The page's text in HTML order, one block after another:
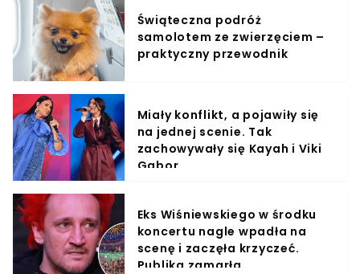
Świąteczna podróż
samolotem ze zwierzęciem –
praktyczny przewodnik
Miały konflikt, a pojawiły się
na jednej scenie. Tak
zachowywały się Kayah i Viki
Gabor
Eks Wiśniewskiego w środku
koncertu nagle wpadła na
scenę i zaczęła krzyczeć.
Publika zamarła